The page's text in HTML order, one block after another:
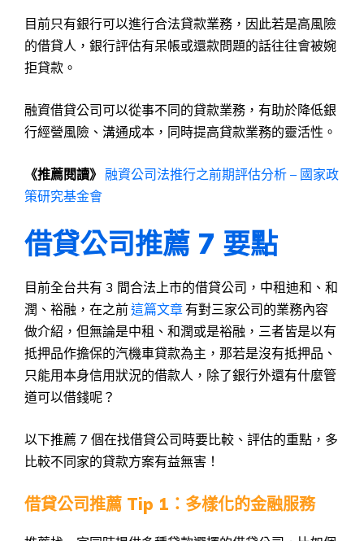
目前只有銀行可以進行合法貸款業務，因此若是高風險
的借貸人，銀行評估有呆帳或還款問題的話往往會被婉
拒貸款。
融資借貸公司可以從事不同的貸款業務，有助於降低銀
行經營風險、溝通成本，同時提高貸款業務的靈活性。
《推薦閱讀》 融資公司法推行之前期評估分析 – 國家政
策研究基金會
借貸公司推薦 7 要點
目前全台共有 3 間合法上市的借貸公司，中租迪和、和
潤、裕融，在之前這篇文章 有對三家公司的業務內容
做介紹，但無論是中租、和潤或是裕融，三者皆是以有
抵押品作擔保的汽機車貸款為主，那若是沒有抵押品、
只能用本身信用狀況的借款人，除了銀行外還有什麼管
道可以借錢呢？
以下推薦 7 個在找借貸公司時要比較、評估的重點，多
比較不同家的貸款方案有益無害！
借貸公司推薦 Tip 1：多樣化的金融服務